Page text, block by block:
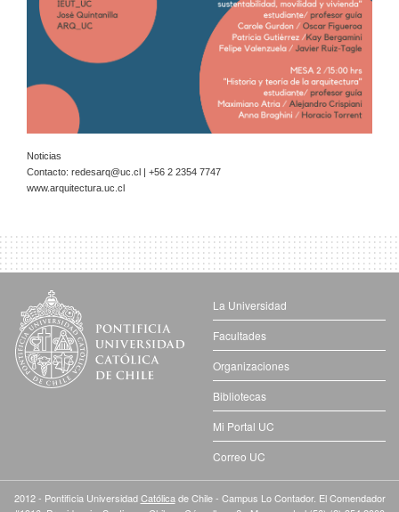
Noticias
Contacto: redesarq@uc.cl | +56 2 2354 7747
www.arquitectura.uc.cl
La Universidad
Facultades
Organizaciones
Bibliotecas
Mi Portal UC
Correo UC
2012 - Pontificia UniversidadCatólica de Chile - Campus Lo Contador. El Comendador